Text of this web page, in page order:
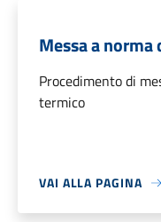
Messa a
Procedimento di
termico
VAI ALLA PAGINA